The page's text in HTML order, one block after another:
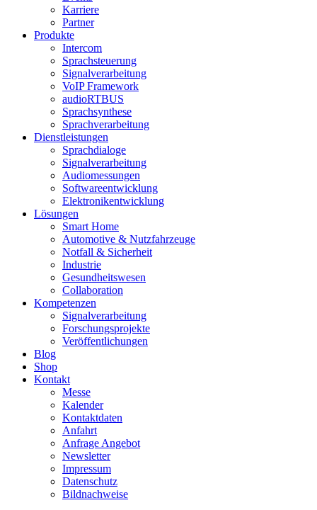
Karriere
Partner
Produkte
Intercom
Sprachsteuerung
Signalverarbeitung
VoIP Framework
audioRTBUS
Sprachsynthese
Sprachverarbeitung
Dienstleistungen
Sprachdialoge
Signalverarbeitung
Audiomessungen
Softwareentwicklung
Elektronikentwicklung
Lösungen
Smart Home
Automotive & Nutzfahrzeuge
Notfall & Sicherheit
Industrie
Gesundheitswesen
Collaboration
Kompetenzen
Signalverarbeitung
Forschungsprojekte
Veröffentlichungen
Blog
Shop
Kontakt
Messe
Kalender
Kontaktdaten
Anfahrt
Anfrage Angebot
Newsletter
Impressum
Datenschutz
Bildnachweise